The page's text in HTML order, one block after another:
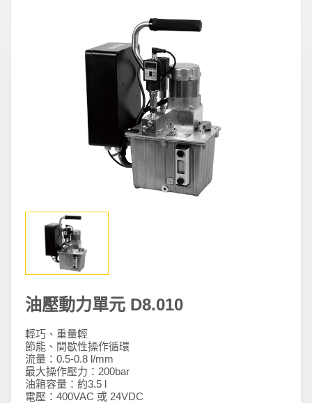
油壓動力單元 D8.010
輕巧、重量輕
節能、間歇性操作循環
流量：0.5-0.8 l/mm
最大操作壓力：200bar
油箱容量：約3.5 l
電壓：400VAC 或 24VDC